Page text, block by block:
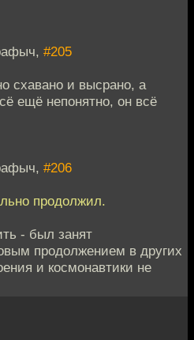
#205
схавано и высрано, а
ещё непонятно, он всё
#206
продолжил.
- был занят
продолжением в других
и космонавтики не